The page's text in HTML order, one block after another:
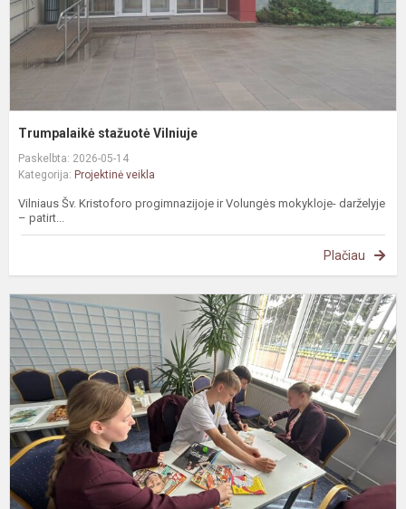
Trumpalaikė stažuotė Vilniuje
Paskelbta: 2026-05-14
Kategorija: Projektinė veikla
Vilniaus Šv. Kristoforo progimnazijoje ir Volungės mokykloje- darželyje
– patirt...
Plačiau